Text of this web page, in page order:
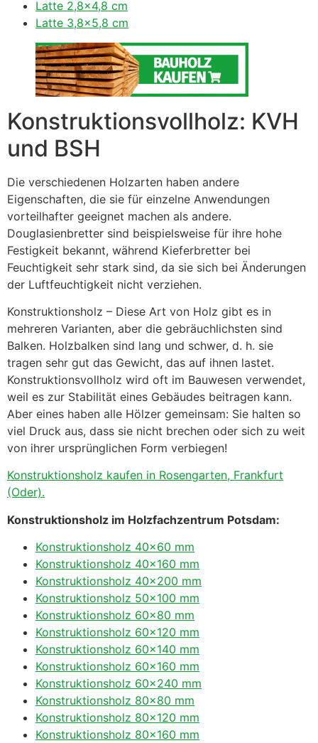
Latte 2,8×4,8 cm
Latte 3,8×5,8 cm
Konstruktionsvollholz: KVH
und BSH
Die verschiedenen Holzarten haben andere
Eigenschaften, die sie für einzelne Anwendungen
vorteilhafter geeignet machen als andere.
Douglasienbretter sind beispielsweise für ihre hohe
Festigkeit bekannt, während Kieferbretter bei
Feuchtigkeit sehr stark sind, da sie sich bei Änderungen
der Luftfeuchtigkeit nicht verziehen.
Konstruktionsholz – Diese Art von Holz gibt es in
mehreren Varianten, aber die gebräuchlichsten sind
Balken. Holzbalken sind lang und schwer, d. h. sie
tragen sehr gut das Gewicht, das auf ihnen lastet.
Konstruktionsvollholz wird oft im Bauwesen verwendet,
weil es zur Stabilität eines Gebäudes beitragen kann.
Aber eines haben alle Hölzer gemeinsam: Sie halten so
viel Druck aus, dass sie nicht brechen oder sich zu weit
von ihrer ursprünglichen Form verbiegen!
Konstruktionsholz kaufen in Rosengarten, Frankfurt
(Oder).
Konstruktionsholz im Holzfachzentrum Potsdam:
Konstruktionsholz 40×60 mm
Konstruktionsholz 40×160 mm
Konstruktionsholz 40×200 mm
Konstruktionsholz 50×100 mm
Konstruktionsholz 60×80 mm
Konstruktionsholz 60×120 mm
Konstruktionsholz 60×140 mm
Konstruktionsholz 60×160 mm
Konstruktionsholz 60×240 mm
Konstruktionsholz 80×80 mm
Konstruktionsholz 80×120 mm
Konstruktionsholz 80×160 mm